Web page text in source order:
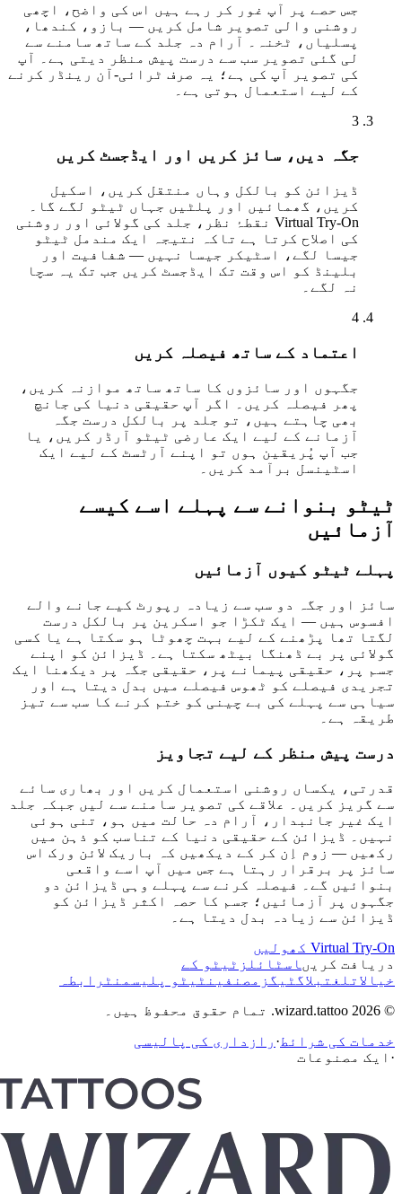
جس حصے پر آپ غور کر رہے ہیں اس کی واضح، اچھی
روشنی والی تصویر شامل کریں — بازو، کندھا،
پسلیاں، ٹخنہ۔ آرام دہ جلد کے ساتھ سامنے سے
لی گئی تصویر سب سے درست پیش منظر دیتی ہے۔ آپ
کی تصویر آپ کی ہے؛ یہ صرف ٹرائی-آن رینڈر کرنے
کے لیے استعمال ہوتی ہے۔
3
جگہ دیں، سائز کریں اور ایڈجسٹ کریں
ڈیزائن کو بالکل وہاں منتقل کریں، اسکیل
کریں، گھمائیں اور پلٹیں جہاں ٹیٹو لگے گا۔
Virtual Try-On نقطۂ نظر، جلد کی گولائی اور روشنی
کی اصلاح کرتا ہے تاکہ نتیجہ ایک مندمل ٹیٹو
جیسا لگے، اسٹیکر جیسا نہیں — شفافیت اور
بلینڈ کو اس وقت تک ایڈجسٹ کریں جب تک یہ سچا
نہ لگے۔
4
اعتماد کے ساتھ فیصلہ کریں
جگہوں اور سائزوں کا ساتھ ساتھ موازنہ کریں،
پھر فیصلہ کریں۔ اگر آپ حقیقی دنیا کی جانچ
بھی چاہتے ہیں، تو جلد پر بالکل درست جگہ
آزمانے کے لیے ایک عارضی ٹیٹو آرڈر کریں، یا
جب آپ پُریقین ہوں تو اپنے آرٹسٹ کے لیے ایک
اسٹینسل برآمد کریں۔
ٹیٹو بنوانے سے پہلے اسے کیسے
آزمائیں
پہلے ٹیٹو کیوں آزمائیں
سائز اور جگہ دو سب سے زیادہ رپورٹ کیے جانے والے
افسوس ہیں — ایک ٹکڑا جو اسکرین پر بالکل درست
لگتا تھا پڑھنے کے لیے بہت چھوٹا ہو سکتا ہے یا کسی
گولائی پر بے ڈھنگا بیٹھ سکتا ہے۔ ڈیزائن کو اپنے
جسم پر، حقیقی پیمانے پر، حقیقی جگہ پر دیکھنا ایک
تجریدی فیصلے کو ٹھوس فیصلے میں بدل دیتا ہے اور
سیاہی سے پہلے کی بے چینی کو ختم کرنے کا سب سے تیز
طریقہ ہے۔
درست پیش منظر کے لیے تجاویز
قدرتی، یکساں روشنی استعمال کریں اور بھاری سائے
سے گریز کریں۔ علاقے کی تصویر سامنے سے لیں جبکہ جلد
ایک غیر جانبدار، آرام دہ حالت میں ہو، تنی ہوئی
نہیں۔ ڈیزائن کے حقیقی دنیا کے تناسب کو ذہن میں
رکھیں — زوم اِن کر کے دیکھیں کہ باریک لائن ورک اس
سائز پر برقرار رہتا ہے جس میں آپ اسے واقعی
بنوائیں گے۔ فیصلہ کرنے سے پہلے وہی ڈیزائن دو
جگہوں پر آزمائیں؛ جسم کا حصہ اکثر ڈیزائن کو
ڈیزائن سے زیادہ بدل دیتا ہے۔
Virtual Try-On کھولیں
دریافت کریں اسٹائلز ٹیٹو کے
خیالاتلغتبلاگٹیگز مصنفین ٹیٹو پلیسمنٹرابطہ
© 2026 wizard.tattoo. تمام حقوق محفوظ ہیں۔
خدمات کی شرائط·رازداری کی پالیسی
ایک مصنوعات